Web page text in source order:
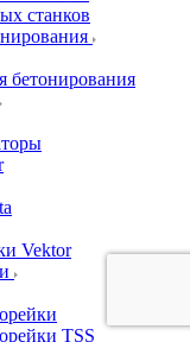
станков
бетонирования
Vektor
TSS